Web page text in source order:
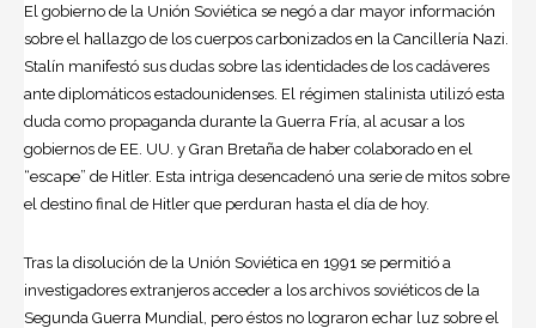
El gobierno de la Unión Soviética se negó a dar mayor información
sobre el hallazgo de los cuerpos carbonizados en la Cancillería Nazi.
Stalín manifestó sus dudas sobre las identidades de los cadáveres
ante diplomáticos estadounidenses. El régimen stalinista utilizó esta
duda como propaganda durante la Guerra Fría, al acusar a los
gobiernos de EE. UU. y Gran Bretaña de haber colaborado en el
“escape” de Hitler. Esta intriga desencadenó una serie de mitos sobre
el destino final de Hitler que perduran hasta el día de hoy.
Tras la disolución de la Unión Soviética en 1991 se permitió a
investigadores extranjeros acceder a los archivos soviéticos de la
Segunda Guerra Mundial, pero éstos no lograron echar luz sobre el